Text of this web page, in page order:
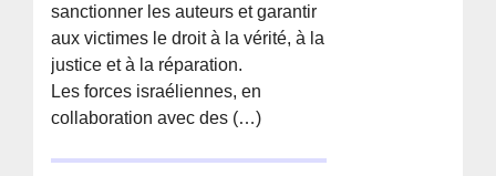
sanctionner les auteurs et garantir
aux victimes le droit à la vérité, à la
justice et à la réparation.
Les forces israéliennes, en
collaboration avec des (…)